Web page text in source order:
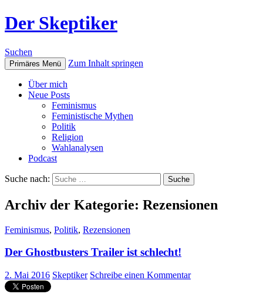
Der Skeptiker
Suchen
Primäres Menü Zum Inhalt springen
Über mich
Neue Posts
Feminismus
Feministische Mythen
Politik
Religion
Wahlanalysen
Podcast
Suche nach:
Archiv der Kategorie: Rezensionen
Feminismus, Politik, Rezensionen
Der Ghostbusters Trailer ist schlecht!
2. Mai 2016 Skeptiker Schreibe einen Kommentar